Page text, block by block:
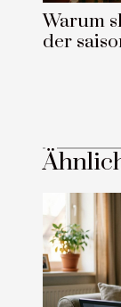
Warum
der